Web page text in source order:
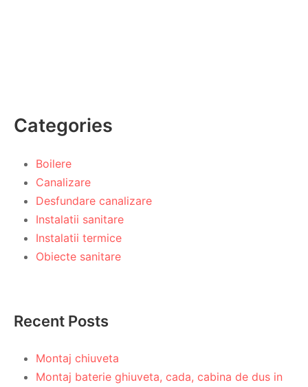
Categories
Boilere
Canalizare
Desfundare canalizare
Instalatii sanitare
Instalatii termice
Obiecte sanitare
Recent Posts
Montaj chiuveta
Montaj baterie ghiuveta, cada, cabina de dus in